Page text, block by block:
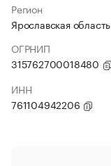
Регион
Ярославская область
ОГРНИП
315762700018480
ИНН
761104942206